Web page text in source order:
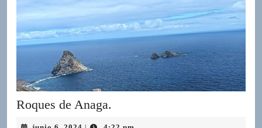
Roques de Anaga.